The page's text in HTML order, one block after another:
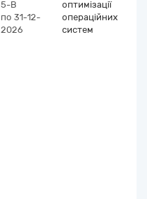
5-В
по 31-12-
2026
оптимізації
операційних
систем